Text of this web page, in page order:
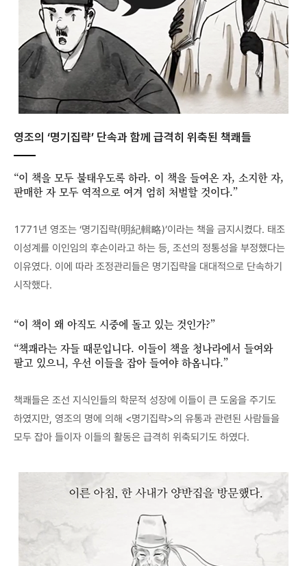
영조의 ‘명기집략’ 단속과 함께 급격히 위축된 책쾌들
“이 책을 모두 불태우도록 하라. 이 책을 들여온 자, 소지한 자,
판매한 자 모두 역적으로 여겨 엄히 처벌할 것이다.”
1771년 영조는 ‘명기집략(明紀輯略)’이라는 책을 금지시켰다. 태조
이성계를 이인임의 후손이라고 하는 등, 조선의 정통성을 부정했다는
이유였다. 이에 따라 조정관리들은 명기집략을 대대적으로 단속하기
시작했다.
“이 책이 왜 아직도 시중에 돌고 있는 것인가?”
“책쾌라는 자들 때문입니다. 이들이 책을 청나라에서 들여와
팔고 있으니, 우선 이들을 잡아 들여야 하옵니다.”
책쾌들은 조선 지식인들의 학문적 성장에 이들이 큰 도움을 주기도
하였지만, 영조의 명에 의해 <명기집략>의 유통과 관련된 사람들을
모두 잡아 들이자 이들의 활동은 급격히 위축되기도 하였다.